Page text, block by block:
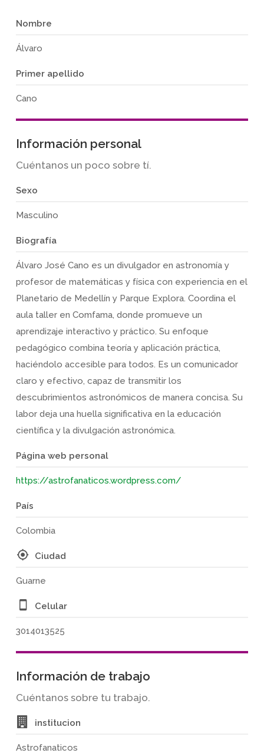
Nombre
Álvaro
Primer apellido
Cano
Información personal
Cuéntanos un poco sobre tí.
Sexo
Masculino
Biografía
Álvaro José Cano es un divulgador en astronomía y
profesor de matemáticas y física con experiencia en el
Planetario de Medellín y Parque Explora. Coordina el
aula taller en Comfama, donde promueve un
aprendizaje interactivo y práctico. Su enfoque
pedagógico combina teoría y aplicación práctica,
haciéndolo accesible para todos. Es un comunicador
claro y efectivo, capaz de transmitir los
descubrimientos astronómicos de manera concisa. Su
labor deja una huella significativa en la educación
científica y la divulgación astronómica.
Página web personal
https://astrofanaticos.wordpress.com/
País
Colombia
Ciudad
Guarne
Celular
3014013525
Información de trabajo
Cuéntanos sobre tu trabajo.
institucion
Astrofanaticos